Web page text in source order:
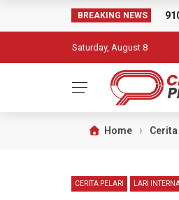
BREAKING NEWS
Saturday, August 8
Home ›
CERITA PELARI LARI